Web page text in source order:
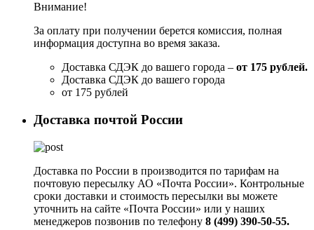
Внимание!
За оплату при получении берется комиссия, полная
информация доступна во время заказа.
Доставка СДЭК до вашего города – от 175 рублей.
Доставка СДЭК до вашего города
от 175 рублей
Доставка почтой России
Доставка по России в производится по тарифам на
почтовую пересылку АО «Почта России». Контрольные
сроки доставки и стоимость пересылки вы можете
уточнить на сайте «Почта России» или у наших
менеджеров позвонив по телефону 8 (499) 390-50-55.